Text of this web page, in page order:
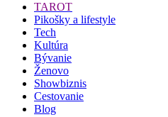
TAROT
Pikošky a lifestyle
Tech
Kultúra
Bývanie
Ženovo
Showbiznis
Cestovanie
Blog